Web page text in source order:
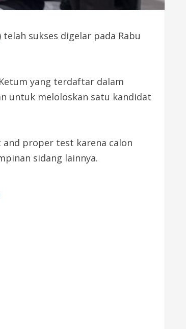
telah sukses digelar pada Rabu
yang terdaftar dalam
untuk meloloskan satu kandidat
and proper test karena calon
sidang lainnya.